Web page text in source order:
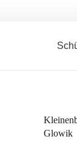
Glowik